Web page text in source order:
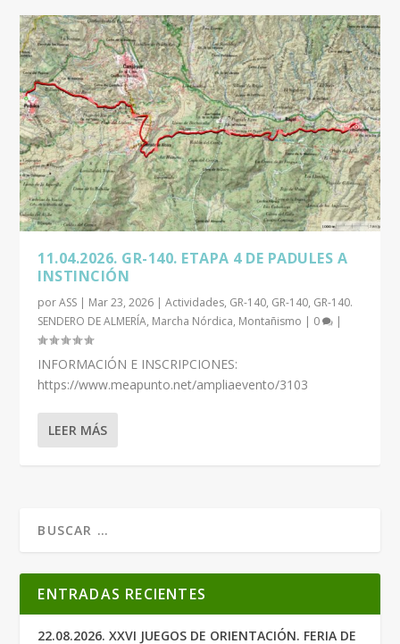
11.04.2026. GR-140. ETAPA 4 DE PADULES A
INSTINCIÓN
porASS | Mar 23, 2026 |Actividades, GR-140, GR-140, GR-140.
SENDERO DE ALMERÍA, Marcha Nórdica, Montañismo | 0 |
INFORMACIÓN E INSCRIPCIONES:
https://www.meapunto.net/ampliaevento/3103
LEER MÁS
ENTRADAS RECIENTES
22.08.2026. XXVI JUEGOS DE ORIENTACIÓN. FERIA DE